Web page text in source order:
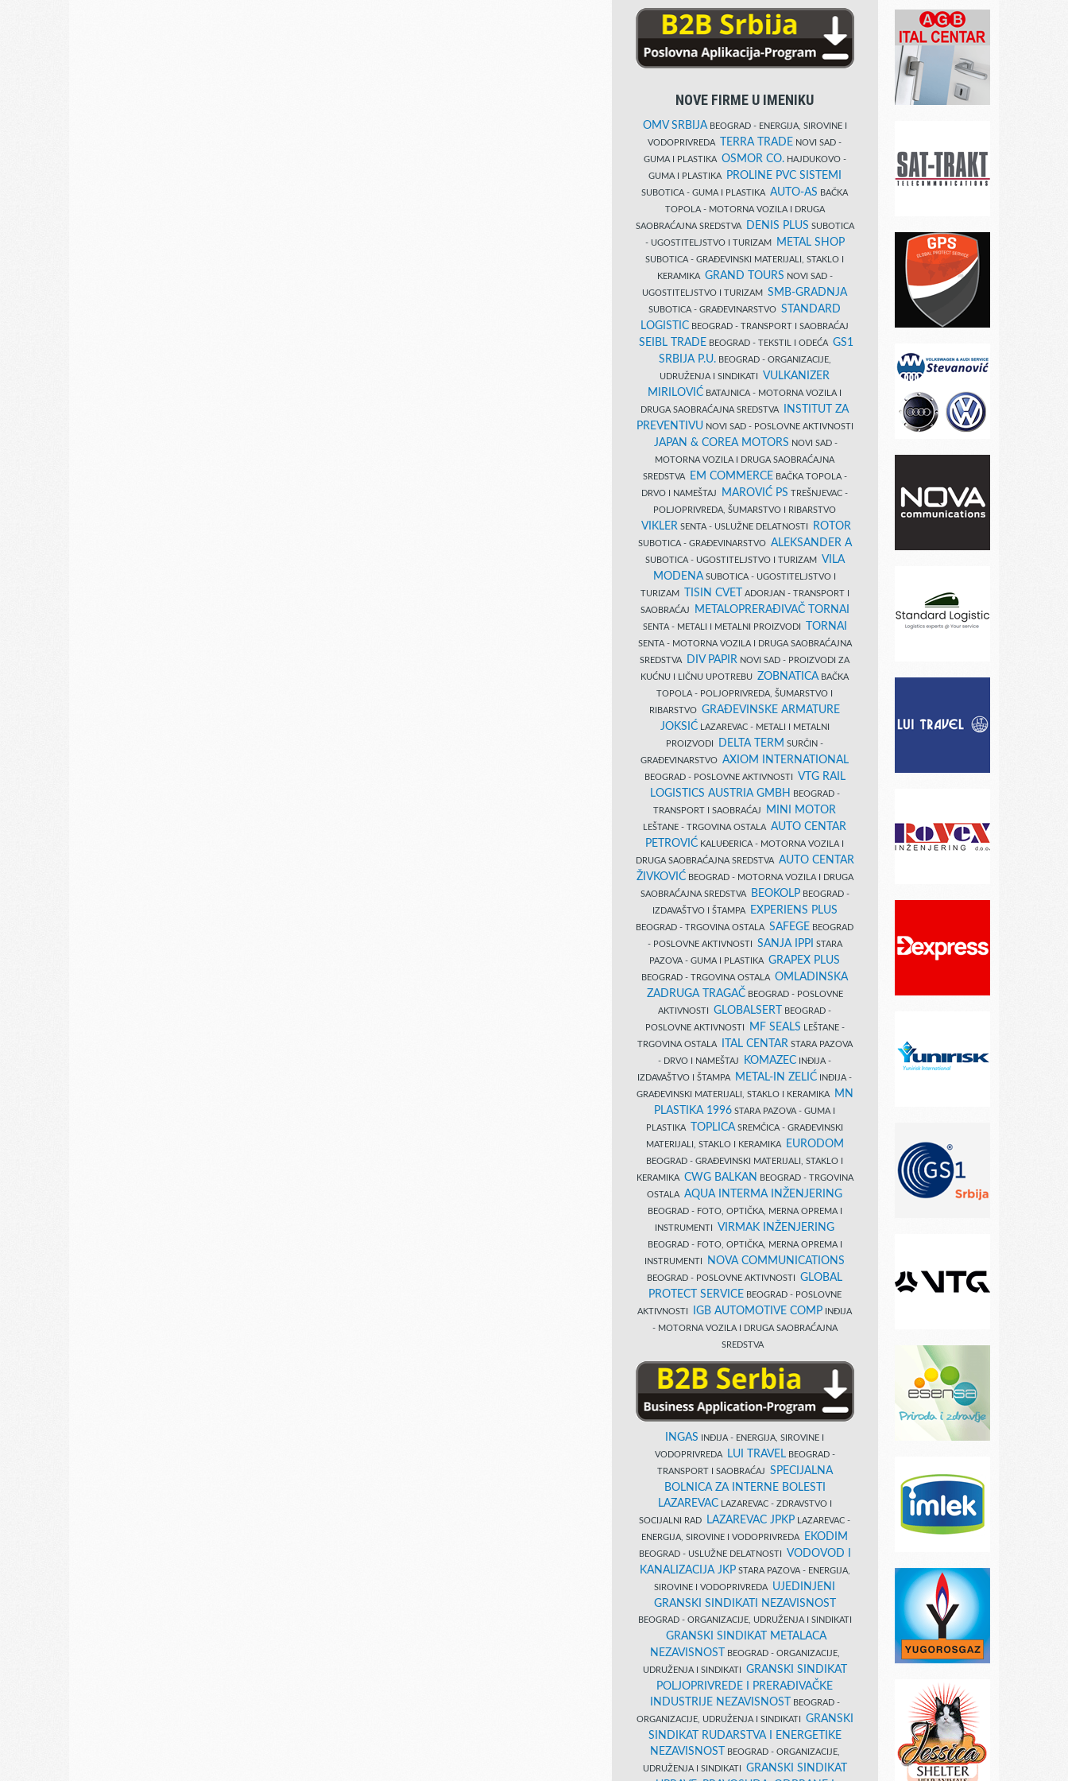
NOVE FIRME U IMENIKU
OMV SRBIJABEOGRAD - ENERGIJA, SIROVINE I
VODOPRIVREDA
TERRA TRADE NOVI SAD -
GUMA I PLASTIKA OSMOR CO.HAJDUKOVO -
GUMA I PLASTIKA
PROLINE PVC SISTEMI
SUBOTICA - GUMA I PLASTIKA AUTO-AS BAČKA
TOPOLA - MOTORNA VOZILA I DRUGA
SAOBRAĆAJNA SREDSTVA
DENIS PLUS SUBOTICA
- UGOSTITELJSTVO I TURIZAM
METAL SHOP
SUBOTICA - GRAĐEVINSKI MATERIJALI, STAKLO I
KERAMIKA GRAND TOURS NOVI SAD -
UGOSTITELJSTVO I TURIZAM SMB-GRADNJA
SUBOTICA - GRAĐEVINARSTVO STANDARD
LOGISTIC BEOGRAD - TRANSPORT I SAOBRAĆAJ
SEIBL TRADE BEOGRAD - TEKSTIL I ODEĆA GS1
SRBIJA P.U.BEOGRAD - ORGANIZACIJE,
UDRUŽENJA I SINDIKATI VULKANIZER
MIRILOVIĆ BATAJNICA - MOTORNA VOZILA I
DRUGA SAOBRAĆAJNA SREDSTVA
INSTITUT ZA
PREVENTIVUNOVI SAD - POSLOVNE AKTIVNOSTI
JAPAN & COREA MOTORS NOVI SAD -
MOTORNA VOZILA I DRUGA SAOBRAĆAJNA
SREDSTVA
EM COMMERCE BAČKA TOPOLA -
DRVO I NAMEŠTAJ
MAROVIĆ PS TREŠNJEVAC -
POLJOPRIVREDA, ŠUMARSTVO I RIBARSTVO
VIKLER SENTA - USLUŽNE DELATNOSTI ROTOR
SUBOTICA - GRAĐEVINARSTVO ALEKSANDER A
SUBOTICA - UGOSTITELJSTVO I TURIZAM VILA
MODENA SUBOTICA - UGOSTITELJSTVO I
TURIZAM
TISIN CVET
ADORJAN - TRANSPORT I
SAOBRAĆAJ
METALOPRERAĐIVAČ TORNAI
SENTA - METALI I METALNI PROIZVODI TORNAI
SENTA - MOTORNA VOZILA I DRUGA SAOBRAĆAJNA
SREDSTVA
DIV PAPIR NOVI SAD - PROIZVODI ZA
KUĆNU I LIČNU UPOTREBU ZOBNATICA BAČKA
TOPOLA - POLJOPRIVREDA, ŠUMARSTVO I
RIBARSTVO GRAĐEVINSKE ARMATURE
JOKSIĆLAZAREVAC - METALI I METALNI
PROIZVODI
DELTA TERM SURČIN -
GRAĐEVINARSTVO AXIOM INTERNATIONAL
BEOGRAD - POSLOVNE AKTIVNOSTI VTG RAIL
LOGISTICS AUSTRIA GMBH
BEOGRAD -
TRANSPORT I SAOBRAĆAJ
MINI MOTOR
LEŠTANE - TRGOVINA OSTALA AUTO CENTAR
PETROVIĆ KALUĐERICA - MOTORNA VOZILA I
DRUGA SAOBRAĆAJNA SREDSTVA AUTO CENTAR
ŽIVKOVIĆBEOGRAD - MOTORNA VOZILA I DRUGA
SAOBRAĆAJNA SREDSTVA
BEOKOLPBEOGRAD -
IZDAVAŠTVO I ŠTAMPA
EXPERIENS PLUS
BEOGRAD - TRGOVINA OSTALA SAFEGE BEOGRAD
- POSLOVNE AKTIVNOSTI SANJA IPPI
STARA
PAZOVA - GUMA I PLASTIKA GRAPEX PLUS
BEOGRAD - TRGOVINA OSTALA OMLADINSKA
ZADRUGA TRAGAČBEOGRAD - POSLOVNE
AKTIVNOSTI GLOBALSERT
BEOGRAD -
POSLOVNE AKTIVNOSTI
MF SEALS LEŠTANE -
TRGOVINA OSTALA
ITAL CENTAR STARA PAZOVA
- DRVO I NAMEŠTAJ
KOMAZEC INĐIJA -
IZDAVAŠTVO I ŠTAMPA
METAL-IN ZELIĆ INĐIJA -
GRAĐEVINSKI MATERIJALI, STAKLO I KERAMIKA
MN
PLASTIKA 1996 STARA PAZOVA - GUMA I
PLASTIKA
TOPLICA SREMČICA - GRAĐEVINSKI
MATERIJALI, STAKLO I KERAMIKA
EURODOM
BEOGRAD - GRAĐEVINSKI MATERIJALI, STAKLO I
KERAMIKA CWG BALKAN
BEOGRAD - TRGOVINA
OSTALA AQUA INTERMA INŽENJERING
BEOGRAD - FOTO, OPTIČKA, MERNA OPREMA I
INSTRUMENTI VIRMAK INŽENJERING
BEOGRAD - FOTO, OPTIČKA, MERNA OPREMA I
INSTRUMENTI
NOVA COMMUNICATIONS
BEOGRAD - POSLOVNE AKTIVNOSTI GLOBAL
PROTECT SERVICE BEOGRAD - POSLOVNE
AKTIVNOSTI
IGB AUTOMOTIVE COMP INĐIJA
- MOTORNA VOZILA I DRUGA SAOBRAĆAJNA
SREDSTVA
INGAS INĐIJA - ENERGIJA, SIROVINE I
VODOPRIVREDA
LUI TRAVELBEOGRAD -
TRANSPORT I SAOBRAĆAJ SPECIJALNA
BOLNICA ZA INTERNE BOLESTI
LAZAREVACLAZAREVAC - ZDRAVSTVO I
SOCIJALNI RAD
LAZAREVAC JPKP LAZAREVAC -
ENERGIJA, SIROVINE I VODOPRIVREDA
EKODIM
BEOGRAD - USLUŽNE DELATNOSTI VODOVOD I
KANALIZACIJA JKPSTARA PAZOVA - ENERGIJA,
SIROVINE I VODOPRIVREDA UJEDINJENI
GRANSKI SINDIKATI NEZAVISNOST
BEOGRAD - ORGANIZACIJE, UDRUŽENJA I SINDIKATI
GRANSKI SINDIKAT METALACA
NEZAVISNOST
BEOGRAD - ORGANIZACIJE,
UDRUŽENJA I SINDIKATI GRANSKI SINDIKAT
POLJOPRIVREDE I PRERAĐIVAČKE
INDUSTRIJE NEZAVISNOST
BEOGRAD -
ORGANIZACIJE, UDRUŽENJA I SINDIKATI GRANSKI
SINDIKAT RUDARSTVA I ENERGETIKE
NEZAVISNOST
BEOGRAD - ORGANIZACIJE,
UDRUŽENJA I SINDIKATI GRANSKI SINDIKAT